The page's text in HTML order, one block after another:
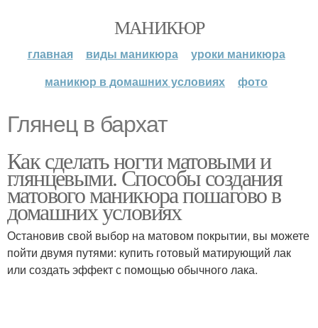
МАНИКЮР
главная виды маникюра
уроки маникюра
маникюр в домашних условиях
фото
Глянец в бархат
Как сделать ногти матовыми и
глянцевыми. Способы создания
матового маникюра пошагово в
домашних условиях
Остановив свой выбор на матовом покрытии, вы можете
пойти двумя путями: купить готовый матирующий лак
или создать эффект с помощью обычного лака.